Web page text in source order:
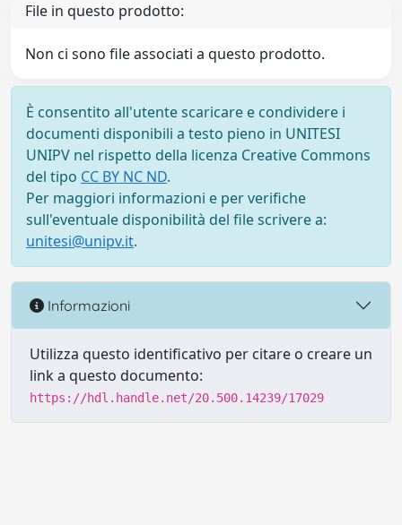
File in questo prodotto:
Non ci sono file associati a questo prodotto.
È consentito all'utente scaricare e condividere i
documenti disponibili a testo pieno in UNITESI
UNIPV nel rispetto della licenza Creative Commons
del tipo CC BY NC ND.
Per maggiori informazioni e per verifiche
sull'eventuale disponibilità del file scrivere a:
unitesi@unipv.it.
Informazioni
Utilizza questo identificativo per citare o creare un
link a questo documento:
https://hdl.handle.net/20.500.14239/17029